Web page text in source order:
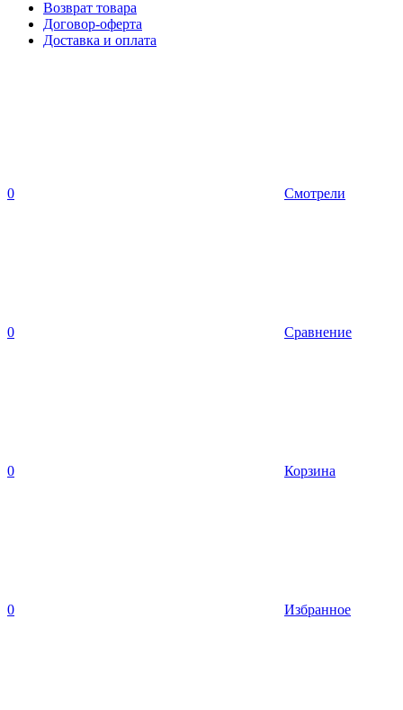
Возврат товара
Договор-оферта
Доставка и оплата
0 Смотрели
0 Сравнение
0 Корзина
0 Избранное